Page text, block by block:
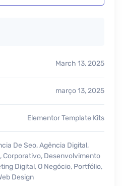
March 13, 2025
março 13, 2025
Elementor Template Kits
De Seo,Agência Digital,
, Corporativo, Desenvolvimento
Digital, O Negócio, Portfólio,
Design